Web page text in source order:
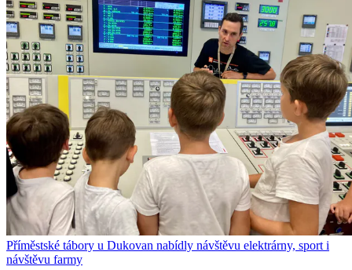
Příměstské tábory u Dukovan nabídly návštěvu elektrárny, sport i
návštěvu farmy